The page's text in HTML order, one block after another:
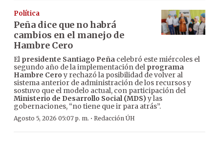
Política
Peña dice que no habrá
cambios en el manejo de
Hambre Cero
El presidente Santiago Peña celebró este miércoles el
segundo año de la implementación del programa
Hambre Cero y rechazó la posibilidad de volver al
sistema anterior de administración de los recursos y
sostuvo que el modelo actual, con participación del
Ministerio de Desarrollo Social (MDS)y las
gobernaciones, “no tiene que ir para atrás”.
Agosto 5, 2026 05:07 p. m. · Redacción ÚH